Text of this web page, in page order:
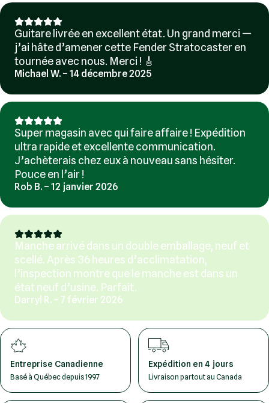
Guitare livrée en excellent état. Un grand merci —
j’ai hâte d’amener cette Fender Stratocaster en
tournée avec nous. Merci ! 🎸
Michael W. – 14 décembre 2025
Super magasin avec qui faire affaire ! Expédition
ultra rapide et excellente communication.
J’achèterais chez eux à nouveau sans hésiter.
Pouce en l’air !
Rob B. – 12 janvier 2026
Manche arrivé dans un double emballage, neuf et
scellé. Après 36 heures d’acclimatation,
l’inspection montre que le manche est dans un
état neuf d’usine. Parfait.
Darryl R. – 7 février 2026
Entreprise Canadienne
Basé à Québec depuis 1997
Expédition en 4 jours
Livraison partout au Canada